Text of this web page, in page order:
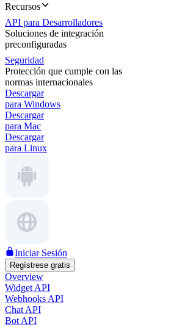
Recursos
API para Desarrolladores
Soluciones de integración
preconfiguradas
Seguridad
Protección que cumple con las
normas internacionales
Descargar
para Windows
Descargar
para Mac
Descargar
para Linux
Iniciar Sesión
Regístrese gratis
Overview
Widget API
Webhooks API
Chat API
Bot API